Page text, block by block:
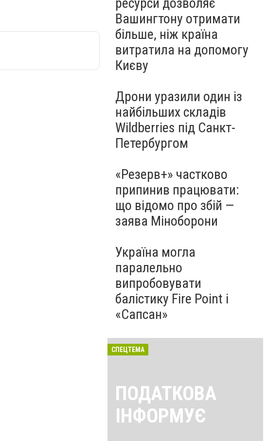
Вашингтону отримати
більше, ніж країна
витратила на допомогу
Києву
Дрони уразили один із
найбільших складів
Wildberries під Санкт-
Петербургом
«Резерв+» частково
припинив працювати:
що відомо про збій —
заява Міноборони
Україна могла
паралельно
випробовувати
балістику Fire Point і
«Сапсан»
СПЕЦТЕМА
ПОДАТКОВА
ІНФОРМУЄ